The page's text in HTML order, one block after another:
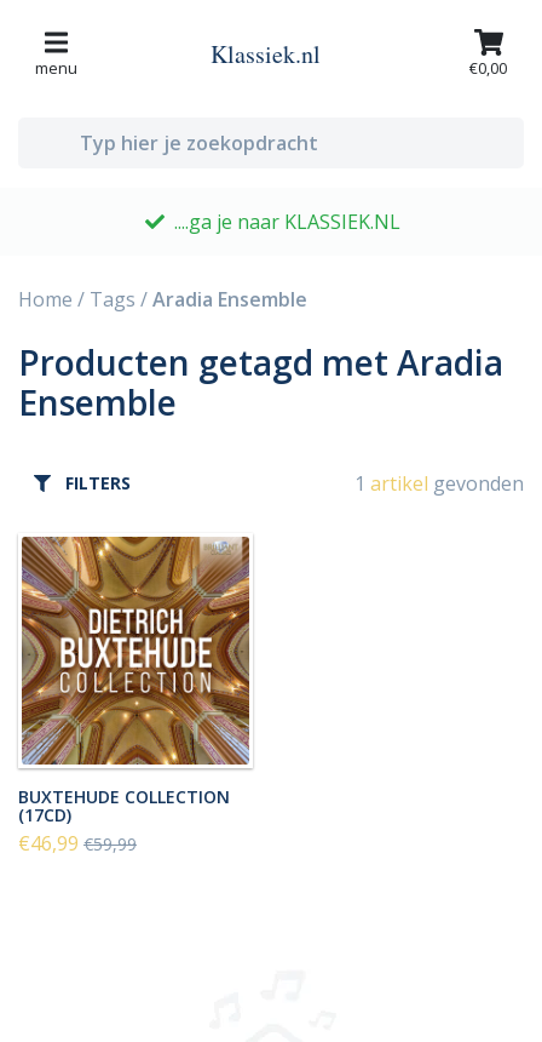
menu Klassiek.nl €0,00
....ga je naar KLASSIEK.NL
Home / Tags /Aradia Ensemble
Producten getagd met Aradia
Ensemble
FILTERS 1 artikel gevonden
BUXTEHUDE COLLECTION
(17CD)
€46,99 €59,99